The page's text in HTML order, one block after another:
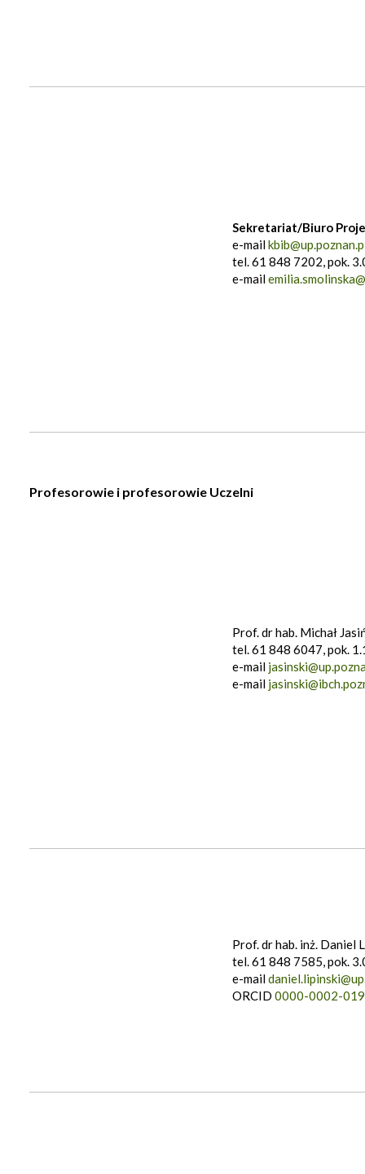
Sekretariat/Biuro
e-mail
tel. 61 848 7202, pok.
e-mail
Profesorowie i profesorowie Uczelni
Prof. dr hab. Michał
tel. 61 848 6047, pok.
e-mail
e-mail
Prof. dr hab. inż. Daniel
tel. 61 848 7585, pok.
e-mail
ORCID 0000-0002-